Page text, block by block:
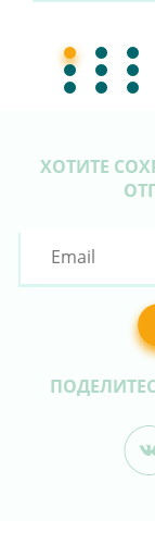
ХОТИТЕ